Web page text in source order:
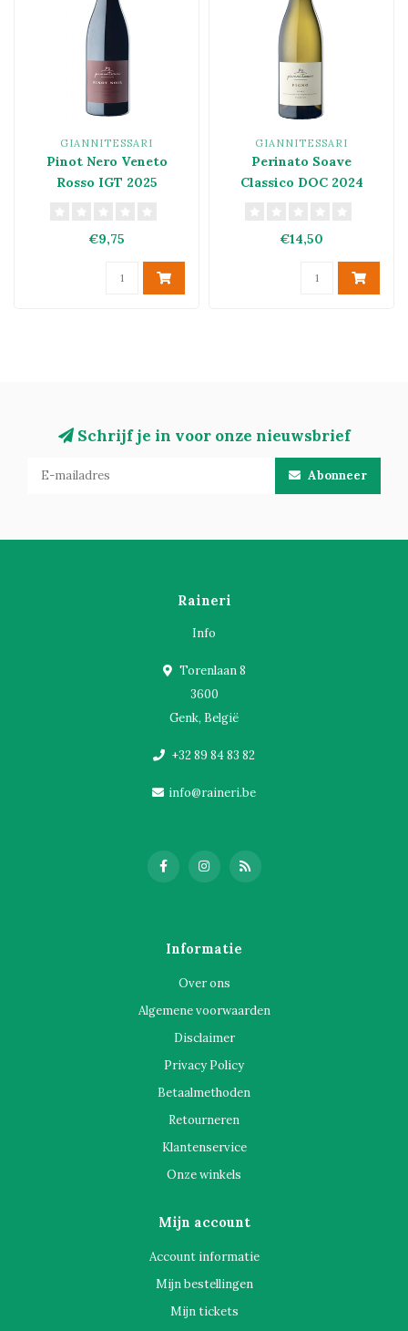
GIANNITESSARI
Pinot Nero Veneto
Rosso IGT 2025
€9,75
GIANNITESSARI
Perinato Soave
Classico DOC 2024
€14,50
Schrijf je in voor onze nieuwsbrief
Abonneer
Raineri
Info
Torenlaan 8
3600
Genk, België
+32 89 84 83 82
info@raineri.be
Informatie
Over ons
Algemene voorwaarden
Disclaimer
Privacy Policy
Betaalmethoden
Retourneren
Klantenservice
Onze winkels
Mijn account
Account informatie
Mijn bestellingen
Mijn tickets